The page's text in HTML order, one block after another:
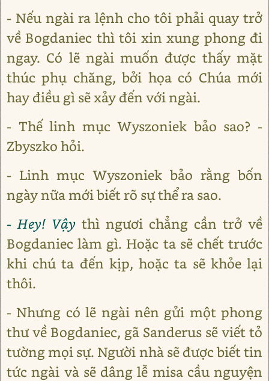
- Nếu ngài ra lệnh cho tôi phải quay trở
về Bogdaniec thì tôi xin xung phong đi
ngay. Có lẽ ngài muốn được thấy mặt
thúc phụ chăng, bởi họa có Chúa mới
hay điều gì sẽ xảy đến với ngài.
- Thế linh mục Wyszoniek bảo sao? -
Zbyszko hỏi.
- Linh mục Wyszoniek bảo rằng bốn
ngày nữa mới biết rõ sự thể ra sao.
- Hey! Vậy thì ngươi chẳng cần trở về
Bogdaniec làm gì. Hoặc ta sẽ chết trước
khi chú ta đến kịp, hoặc ta sẽ khỏe lại
thôi.
- Nhưng có lẽ ngài nên gửi một phong
thư về Bogdaniec, gã Sanderus sẽ viết tỏ
tường mọi sự. Người nhà sẽ được biết tin
tức ngài và sẽ dâng lễ misa cầu nguyện